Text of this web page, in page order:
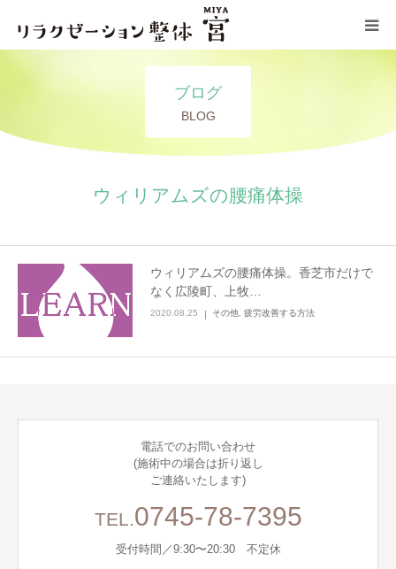
ブログ
BLOG
ウィリアムズの腰痛体操
ウィリアムズの腰痛体操。香芝市だけで
なく広陵町、上牧…
2020.08.25 その他 疲労改善する方法
電話でのお問い合わせ
(施術中の場合は折り返し
ご連絡いたします)
TEL.0745-78-7395
受付時間／9:30〜20:30 不定休
お問い合わせ